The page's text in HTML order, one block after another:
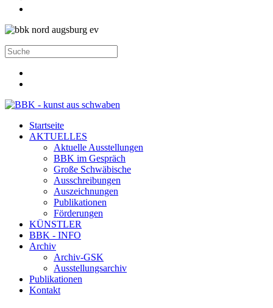
Startseite
AKTUELLES
Aktuelle Ausstellungen
BBK im Gespräch
Große Schwäbische
Ausschreibungen
Auszeichnungen
Publikationen
Förderungen
KÜNSTLER
BBK - INFO
Archiv
Archiv-GSK
Ausstellungsarchiv
Publikationen
Kontakt